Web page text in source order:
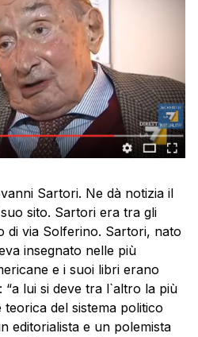
Sartori. Ne dà notizia il
sito. Sartori era tra gli
di via Solferino. Sartori, nato
insegnato nelle più
e i suoi libri erano
lui si deve tra l`altro la più
del sistema politico
editorialista e un polemista